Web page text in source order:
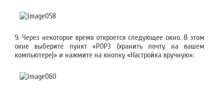
9. Через некоторое время откроется следующее окно. В этом
окне выберите пункт «POP3 (хранить почту на вашем
компьютере)» и нажмите на кнопку «Настройка вручную»: